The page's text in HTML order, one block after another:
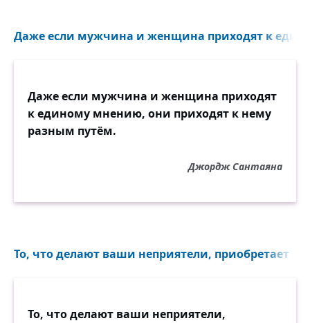
равнодушно пропускаем мимо себя и
же отходит в область прошлого, где оно,
освещённое сиянием вечности,
сохраняется нашей памятью, и когда эта
мы искренне будем жалеть о его
Даже если мужчина и женщина приходят к
Даже если мужчина и женщина приходят
к единому мнению, они приходят к нему
разным путём.
Джордж Сантаяна
То, что делают ваши неприятели, приобретает
То, что делают ваши неприятели,